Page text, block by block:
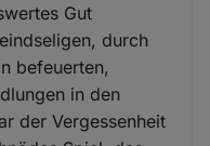
Gut
durch
befeuerten,
in den
der Vergessenheit